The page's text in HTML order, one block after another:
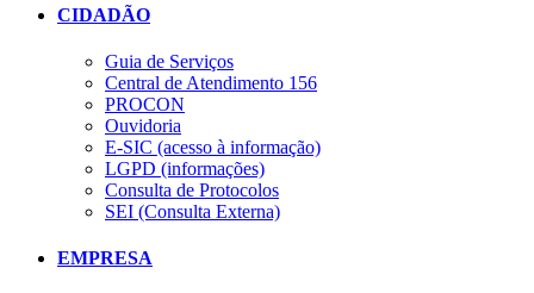
CIDADÃO
Guia de Serviços
Central de Atendimento 156
PROCON
Ouvidoria
E-SIC (acesso à informação)
LGPD (informações)
Consulta de Protocolos
SEI (Consulta Externa)
EMPRESA